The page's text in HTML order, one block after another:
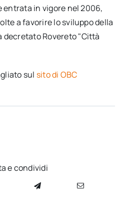
in vigore nel 2006,
a favorire lo sviluppo della
decretato Rovereto "Città
sul sito di OBC
e condividi